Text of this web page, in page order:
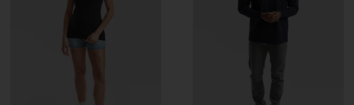
ACTIVE-DRY°: schnell trocknendes, atmungsaktives und
feuchtigkeitsregulierendes Funktionsmaterial
140 g/m²